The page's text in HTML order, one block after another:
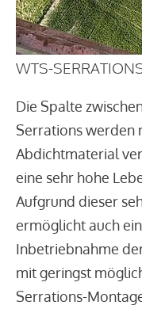
WTS-
Die Spalte
Serrations werden
Abdichtmaterial
eine sehr hohe
Aufgrund dieser
ermöglicht auch
Inbetriebnahme
mit geringst
Serrations-